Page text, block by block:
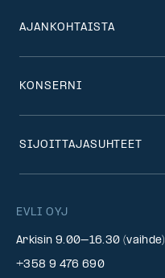
EVLI OYJ
Arkisin 9.00–16.30 (vaihde)
+358 9 476 690
AJANKOHTAISTA
KONSERNI
SIJOITTAJASUHTEET